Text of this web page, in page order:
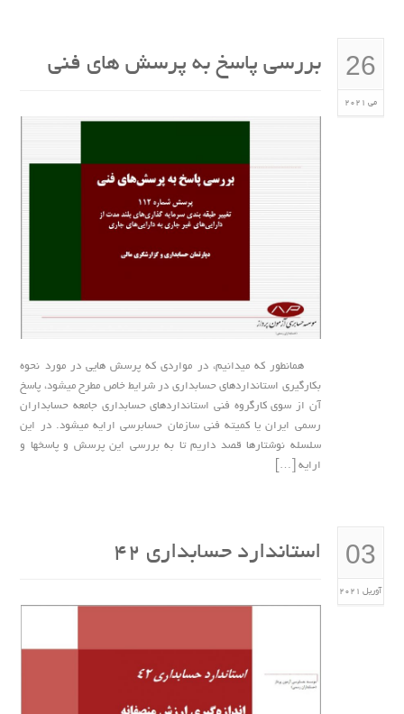
26
می 2021
بررسی پاسخ به پرسش های فنی
همانطور که میدانیم، در مواردی که پرسش هایی در مورد نحوه
بکارگیری استانداردهای حسابداری در شرایط خاص مطرح میشود، پاسخ
آن از سوی کارگروه فنی استانداردهای حسابداری جامعه حسابداران
رسمی ایران یا کمیته فنی سازمان حسابرسی ارایه میشود. در این
سلسله نوشتارها قصد داریم تا به بررسی این پرسش و پاسخها و
ارایه […]
03
آوریل 2021
استاندارد حسابداري 42